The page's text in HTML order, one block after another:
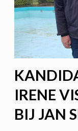
IRENE
BIJ JAN